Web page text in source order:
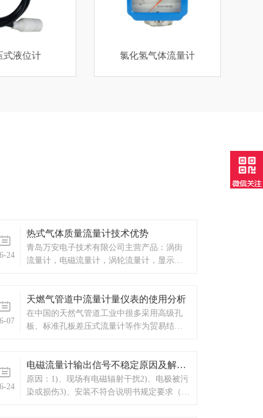
体流量计 定量罐装设备
24
热式气体质量流量计技术优势
青岛万安电子技术有限公司主营产品：涡街
流量计，电磁流量计，涡轮流量计，显示仪
化项目。
07
天燃气管道中流量计量仪表的使用分析
在中国的天然气管道工业中很多采用高级孔
板、标准孔板差压式流量计等作为贸易结算
发展，天然气管道的计量仪表出现多样化的
发展，气体罗茨流量计成为各大厂商竞相追
逐的结算仪表。气体罗茨
24
电磁流量计输出信号不稳定原因及解决方案
原因：1)、现场有电磁辐射干扰2)、电极被污
染或损伤3)、安装不符合说明书规定要求（直